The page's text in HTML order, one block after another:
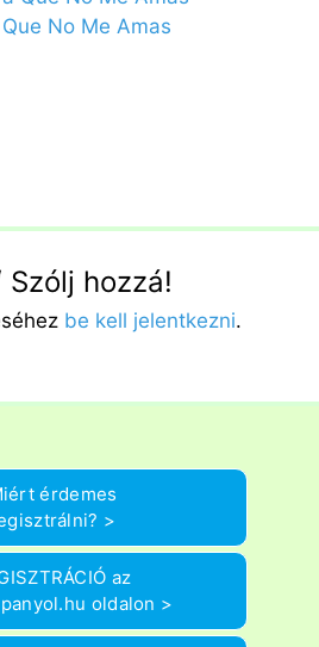
No Me Amas
hozzá!
be kell jelentkezni.
érdemes
>
az
oldalon >